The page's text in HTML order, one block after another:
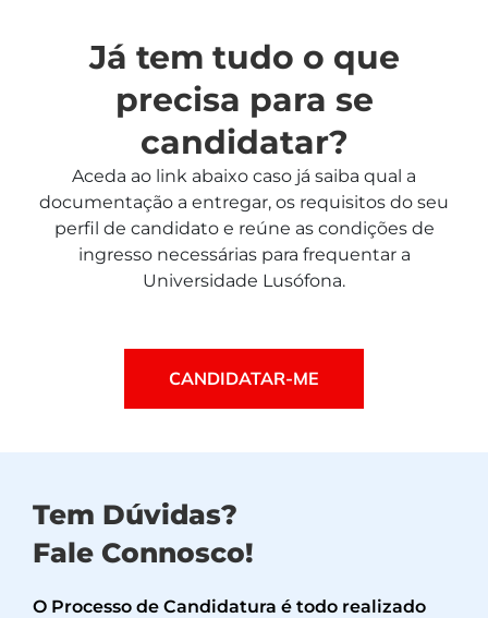
Já tem tudo o que
precisa para se
candidatar?
Aceda ao link abaixo caso já saiba qual a
documentação a entregar, os requisitos do seu
perfil de candidato e reúne as condições de
ingresso necessárias para frequentar a
Universidade Lusófona.
CANDIDATAR-ME
Tem Dúvidas?
Fale Connosco!
O Processo de Candidatura é todo realizado